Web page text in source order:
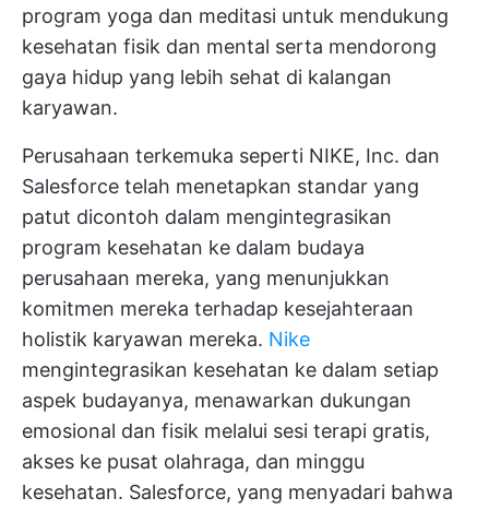
program yoga dan meditasi untuk mendukung
kesehatan fisik dan mental serta mendorong
gaya hidup yang lebih sehat di kalangan
karyawan.
Perusahaan terkemuka seperti NIKE, Inc. dan
Salesforce telah menetapkan standar yang
patut dicontoh dalam mengintegrasikan
program kesehatan ke dalam budaya
perusahaan mereka, yang menunjukkan
komitmen mereka terhadap kesejahteraan
holistik karyawan mereka. Nike
mengintegrasikan kesehatan ke dalam setiap
aspek budayanya, menawarkan dukungan
emosional dan fisik melalui sesi terapi gratis,
akses ke pusat olahraga, dan minggu
kesehatan. Salesforce, yang menyadari bahwa